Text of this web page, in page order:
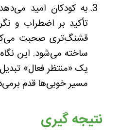
به کودکان امید
تأکید بر اضطراب و
قشنگ‌تری صحبت
ساخته می‌شود. این نگاه
یک «منتظر فعال»
مسیر خوبی‌ها قدم
نتیجه گیری